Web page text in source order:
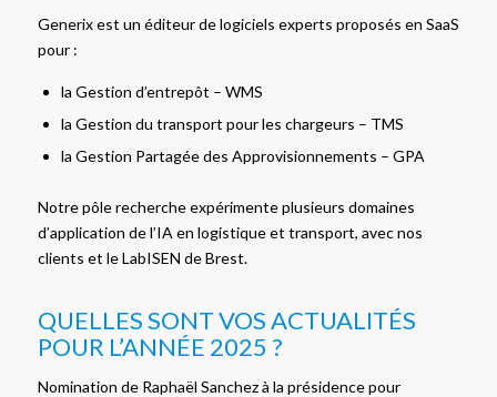
Generix est un éditeur de logiciels experts proposés en SaaS
pour :
la Gestion d’entrepôt – WMS
la Gestion du transport pour les chargeurs – TMS
la Gestion Partagée des Approvisionnements – GPA
Notre pôle recherche expérimente plusieurs domaines
d’application de l’IA en logistique et transport, avec nos
clients et le LabISEN de Brest.
QUELLES SONT VOS ACTUALITÉS
POUR L’ANNÉE 2025 ?
Nomination de Raphaël Sanchez à la présidence pour